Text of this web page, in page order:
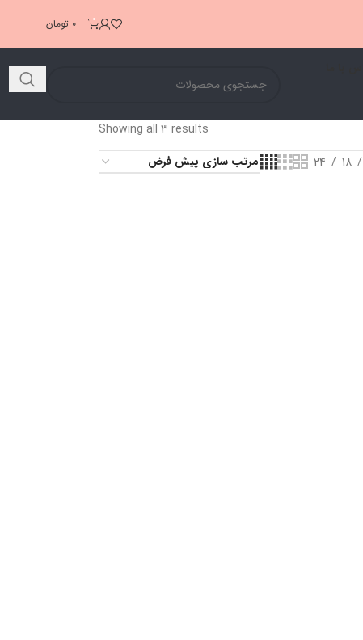
0
0 تومان
Showing all 3 results
18
24